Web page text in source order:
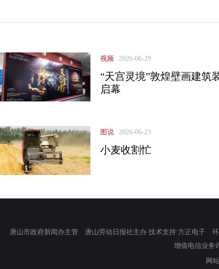
视频 2026-06-29
“天宫灵境”敦煌壁画建筑
启幕
图说 2026-06-23
小麦收割忙
唐山市政府新闻办主管 唐山劳动日报社主办 技术支持:方正电子
增值电信业务
网